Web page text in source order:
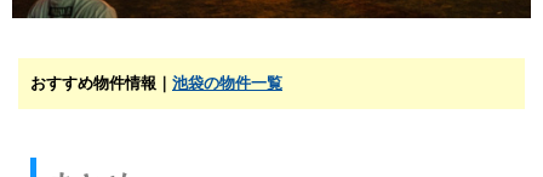
おすすめ物件情報｜ 池袋の物件一覧